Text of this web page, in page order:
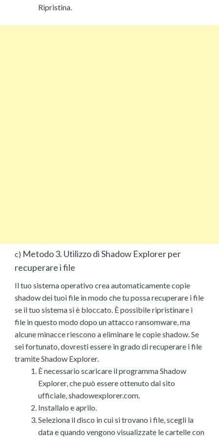
Ripristina.
c) Metodo 3. Utilizzo di Shadow Explorer per
recuperare i file
Il tuo sistema operativo crea automaticamente copie
shadow dei tuoi file in modo che tu possa recuperare i file
se il tuo sistema si è bloccato. È possibile ripristinare i
file in questo modo dopo un attacco ransomware, ma
alcune minacce riescono a eliminare le copie shadow. Se
sei fortunato, dovresti essere in grado di recuperare i file
tramite Shadow Explorer.
È necessario scaricare il programma Shadow
Explorer, che può essere ottenuto dal sito
ufficiale, shadowexplorer.com.
Installalo e aprilo.
Seleziona il disco in cui si trovano i file, scegli la
data e quando vengono visualizzate le cartelle con